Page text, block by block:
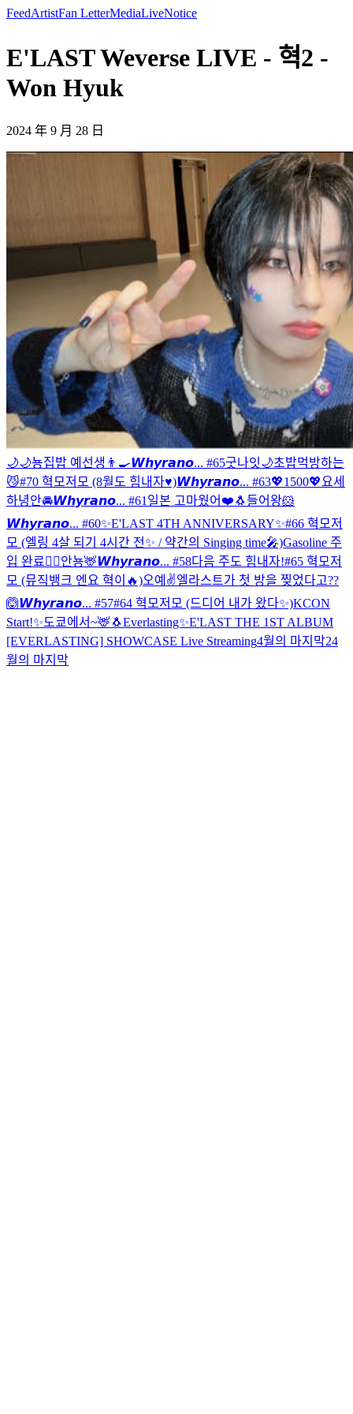
FeedArtistFan LetterMediaLiveNotice
E'LAST Weverse LIVE - 혁2 -
Won Hyuk
2024 年 9 月 28 日
🌙🌙뇽집밥 예선생👨‍🍳𝙒𝙝𝙮𝙧𝙖𝙣𝙤... #65굿나잇🌙초밥먹방하는
😼#70 혁모저모 (8월도 힘내자♥)𝙒𝙝𝙮𝙧𝙖𝙣𝙤... #63💖1500💖 요세
하녕안🚘𝙒𝙝𝙮𝙧𝙖𝙣𝙤... #61 일본 고마웠어❤️ 🐧들어왕🐹
𝙒𝙝𝙮𝙧𝙖𝙣𝙤... #60✨E'LAST 4TH ANNIVERSARY✨#66 혁모저
모 (엘링 4살 되기 4시간 전✨ / 약간의 Singing time🎤)Gasoline 주
입 완료❤️‍🔥안뇽🦌𝙒𝙝𝙮𝙧𝙖𝙣𝙤... #58다음 주도 힘내자!#65 혁모저
모 (뮤직뱅크 엔요 혁이🔥)오예✌️엘라스트가 첫 방을 찢었다고??
🙆𝙒𝙝𝙮𝙧𝙖𝙣𝙤... #57#64 혁모저모 (드디어 내가 왔다✨)KCON
Start!✨도쿄에서~🦌 🐧Everlasting✨E'LAST THE 1ST ALBUM
[EVERLASTING] SHOWCASE Live Streaming4월의 마지막24
월의 마지막